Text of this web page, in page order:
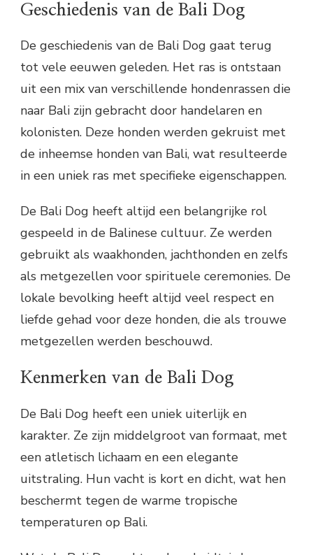
Geschiedenis van de Bali Dog
De geschiedenis van de Bali Dog gaat terug
tot vele eeuwen geleden. Het ras is ontstaan
uit een mix van verschillende hondenrassen die
naar Bali zijn gebracht door handelaren en
kolonisten. Deze honden werden gekruist met
de inheemse honden van Bali, wat resulteerde
in een uniek ras met specifieke eigenschappen.
De Bali Dog heeft altijd een belangrijke rol
gespeeld in de Balinese cultuur. Ze werden
gebruikt als waakhonden, jachthonden en zelfs
als metgezellen voor spirituele ceremonies. De
lokale bevolking heeft altijd veel respect en
liefde gehad voor deze honden, die als trouwe
metgezellen werden beschouwd.
Kenmerken van de Bali Dog
De Bali Dog heeft een uniek uiterlijk en
karakter. Ze zijn middelgroot van formaat, met
een atletisch lichaam en een elegante
uitstraling. Hun vacht is kort en dicht, wat hen
beschermt tegen de warme tropische
temperaturen op Bali.